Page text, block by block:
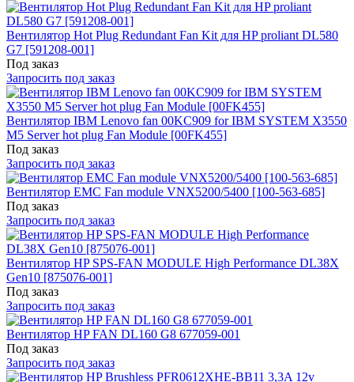
Вентилятор Hot Plug Redundant Fan Kit для HP proliant DL580
G7 [591208-001]
Под заказ
Запросить под заказ
Вентилятор IBM Lenovo fan 00KC909 for IBM SYSTEM X3550
M5 Server hot plug Fan Module [00FK455]
Под заказ
Запросить под заказ
Вентилятор EMC Fan module VNX5200/5400 [100-563-685]
Под заказ
Запросить под заказ
Вентилятор HP SPS-FAN MODULE High Performance DL38X
Gen10 [875076-001]
Под заказ
Запросить под заказ
Вентилятор HP FAN DL160 G8 677059-001
Под заказ
Запросить под заказ